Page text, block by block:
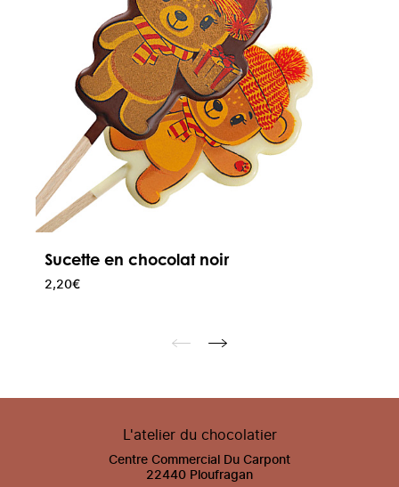
Sucette en chocolat noir
2,20€
L'atelier du chocolatier
Centre Commercial Du Carpont
22440 Ploufragan